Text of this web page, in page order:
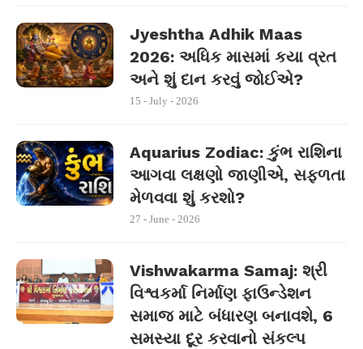
Jyeshtha Adhik Maas
2026: અધિક માસમાં કયા વ્રત
અને શું દાન કરવું જોઈએ?
15 - July - 2026
Aquarius Zodiac: કુંભ રાશિના
આગવા લક્ષણો જાણીએ, સફળતા
મેળવવા શું કરશો?
27 - June - 2026
Vishwakarma Samaj: શ્રી
વિશ્વકર્મા નિર્માણ ફાઉન્ડેશન
સમાજ માટે બંધારણ બનાવશે, 6
સમસ્યા દૂર કરવાનો સંકલ્પ